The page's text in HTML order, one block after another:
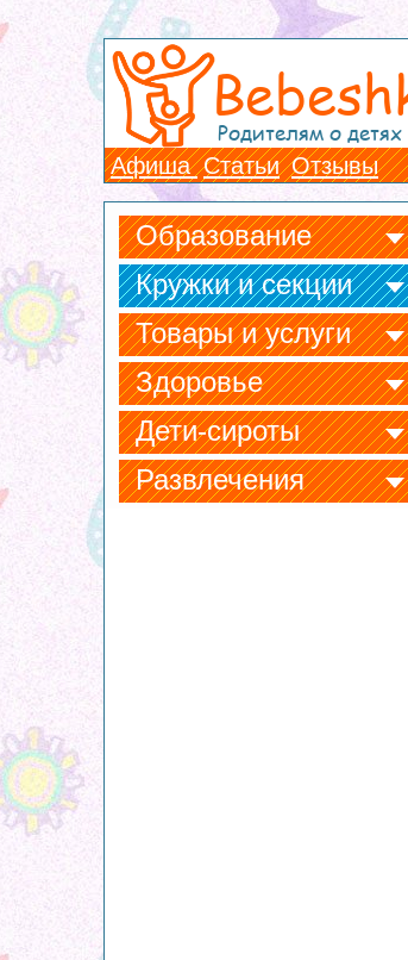
Родителям о детях
Афиша Статьи Отзывы
Образование
Кружки и секции
Товары и услуги
Здоровье
Дети-сироты
Развлечения